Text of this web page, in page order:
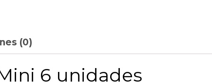
(0)
6 unidades